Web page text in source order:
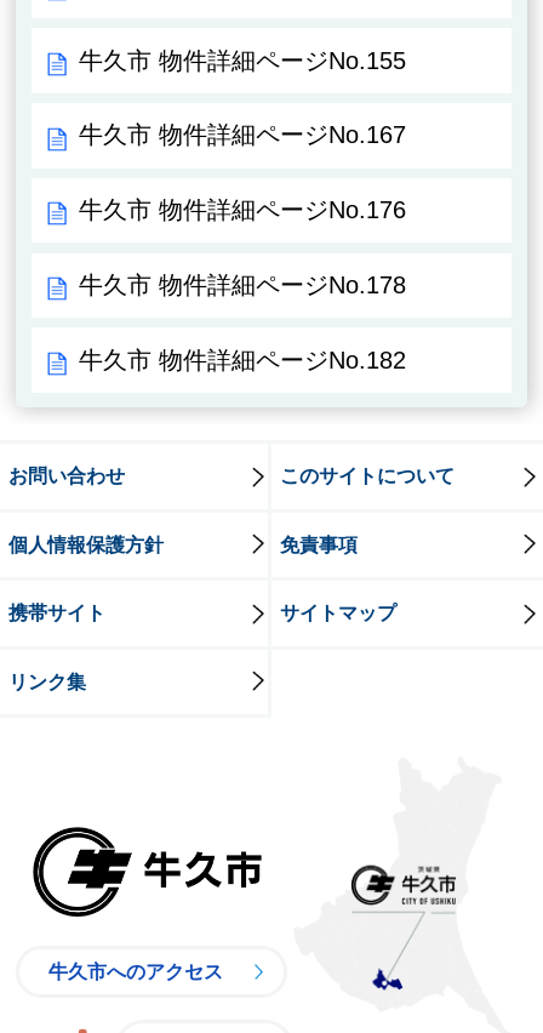
牛久市 物件詳細ページNo.155
牛久市 物件詳細ページNo.167
牛久市 物件詳細ページNo.176
牛久市 物件詳細ページNo.178
牛久市 物件詳細ページNo.182
お問い合わせ このサイトについて
個人情報保護方針 免責事項
携帯サイト サイトマップ
リンク集
牛久市へのアクセス